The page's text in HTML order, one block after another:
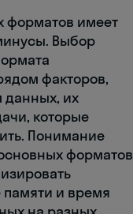
форматов имеет
Выбор
факторов,
данных, их
которые
Понимание
форматов
памяти и время